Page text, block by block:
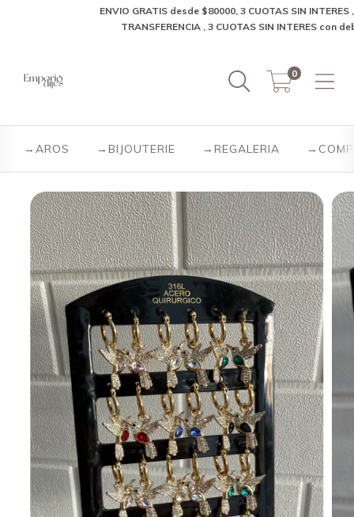
ENVIO GRATIS desde $80000, 3 CUOTAS SIN INTERES , 10%
TRANSFERENCIA , 3 CUOTAS SIN INTERES con debito✨
0
→AROS →BIJOUTERIE →REGALERIA